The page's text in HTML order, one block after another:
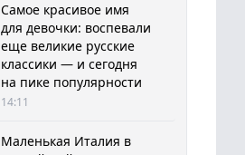
Самое красивое имя
для девочки: воспевали
еще великие русские
классики — и сегодня
на пике популярности
14:11
Маленькая Италия в